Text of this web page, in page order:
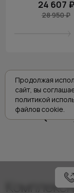
24 607 ₽
28 950 ₽
Продолжая
сайт, вы
политикой
файлов cookie.